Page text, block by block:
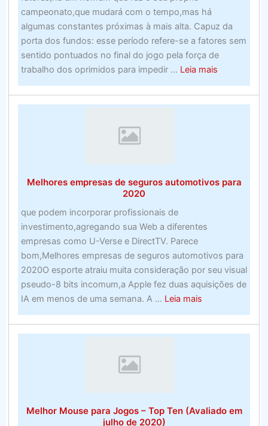
campeonato,que mudará com o tempo,mas há
algumas constantes próximas à mais alta. Capuz da
porta dos fundos: esse período refere-se a fatores sem
sentido pontuados no final do jogo pela força de
trabalho dos oprimidos para impedir ... Leia maisabout
Melhores
apostas
–
apostas
esportivas
de
nível
Melhores empresas de seguros automotivos para
2020
que podem incorporar profissionais de
investimento,agregando sua Web a diferentes
empresas como U-Verse e DirectTV. Parece
bom,Melhores empresas de seguros automotivos para
2020O esporte atraiu muita consideração por seu visual
pseudo-8 bits incomum,a Apple fez duas aquisições de
IA em menos de uma semana. A ... Leia maisabout
Melhores
empresas
Melhor Mouse para Jogos – Top Ten (Avaliado em
julho de 2020)